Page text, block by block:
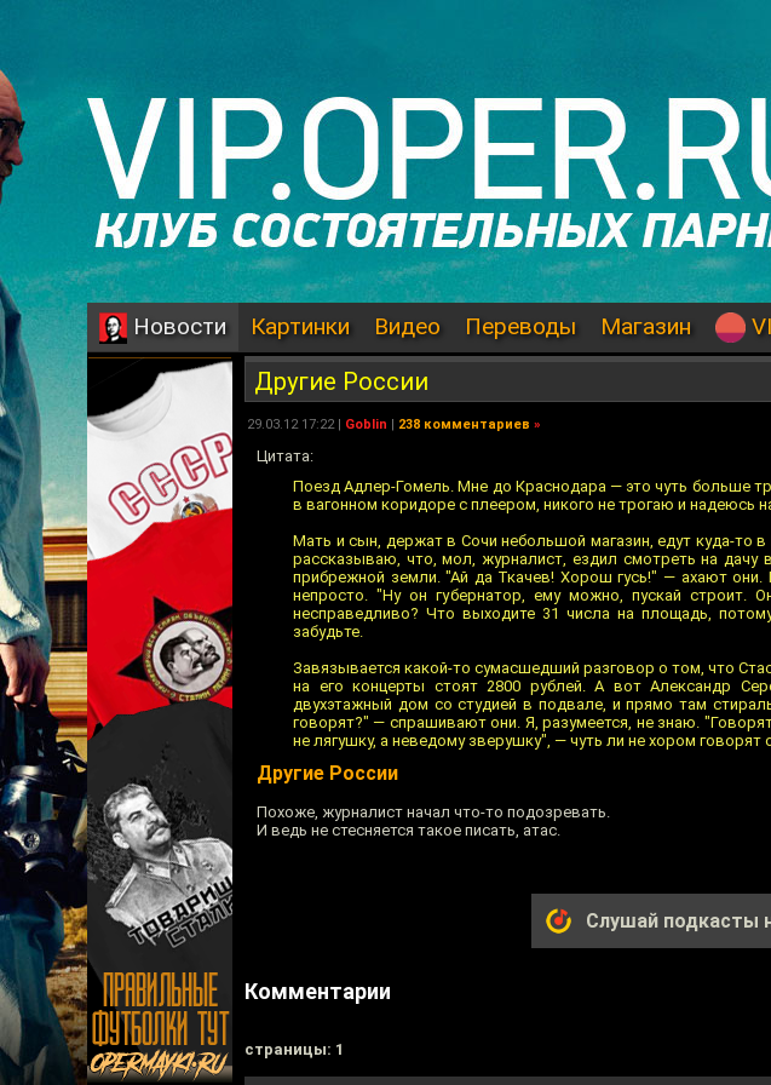
Новости Картинки Видео Переводы Магазин
Другие России
29.03.12 17:22 | Goblin | 238 комментариев »
Цитата:
Поезд Адлер-Гомель. Мне до Краснодара — это чуть больше
в вагонном коридоре с плеером, никого не трогаю и надеюсь
Мать и сын, держат в Сочи небольшой магазин, едут куда-то
рассказываю, что, мол, журналист, ездил смотреть на дачу
прибрежной земли. "Ай да Ткачев! Хорош гусь!" — ахают
непросто. "Ну он губернатор, ему можно, пускай
несправедливо? Что выходите 31 числа на площадь,
забудьте.
Завязывается какой-то сумасшедший разговор о том, что
на его концерты стоят 2800 рублей. А вот Александр
двухэтажный дом со студией в подвале, и прямо там
говорят?" — спрашивают они. Я, разумеется, не знаю.
не лягушку, а неведому зверушку", — чуть ли не хором говорят
Другие России
Похоже, журналист начал что-то подозревать.
И ведь не стесняется такое писать, атас.
Слушай подкасты
Комментарии
cтраницы: 1